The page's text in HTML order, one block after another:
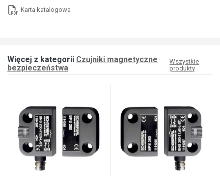
Karta katalogowa
Więcej z kategorii Czujniki magnetyczne
bezpieczeństwa
Wszystkie
produkty